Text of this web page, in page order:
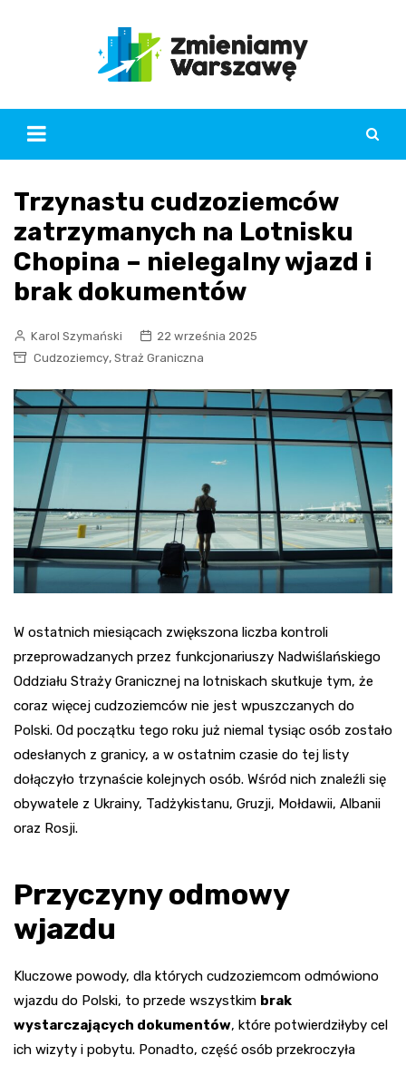
Trzynastu cudzoziemców
zatrzymanych na Lotnisku
Chopina – nielegalny wjazd i
brak dokumentów
Karol Szymański
22 września 2025
Cudzoziemcy, Straż Graniczna
W ostatnich miesiącach zwiększona liczba kontroli
przeprowadzanych przez funkcjonariuszy Nadwiślańskiego
Oddziału Straży Granicznej na lotniskach skutkuje tym, że
coraz więcej cudzoziemców nie jest wpuszczanych do
Polski. Od początku tego roku już niemal tysiąc osób zostało
odesłanych z granicy, a w ostatnim czasie do tej listy
dołączyło trzynaście kolejnych osób. Wśród nich znaleźli się
obywatele z Ukrainy, Tadżykistanu, Gruzji, Mołdawii, Albanii
oraz Rosji.
Przyczyny odmowy
wjazdu
Kluczowe powody, dla których cudzoziemcom odmówiono
wjazdu do Polski, to przede wszystkim brak
wystarczających dokumentów, które potwierdziłyby cel
ich wizyty i pobytu. Ponadto, część osób przekroczyła